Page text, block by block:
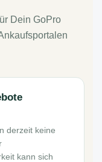
Dein GoPro
derzeit keine
kann sich